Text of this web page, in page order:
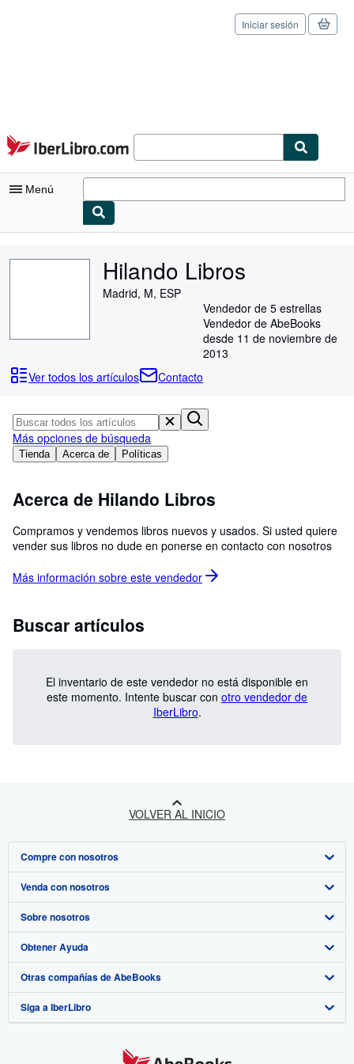
Pasar al contenido principal
IberLibro.com
Iniciar sesión
Menú
Consultar mis pedidos
Libros antiguos
Arte y coleccionismo
Vendedores
Comenzar a vender
Ayuda
Hilando Libros
Madrid, M, ESP
Vendedor de 5 estrellas
Vendedor de AbeBooks
desde 11 de noviembre de
2013
Ver todos los artículos
Contacto
Tienda Acerca de Políticas
Más opciones de búsqueda
Acerca de Hilando Libros
Compramos y vendemos libros nuevos y usados. Si usted quiere
vender sus libros no dude en ponerse en contacto con nosotros
Más información sobre este vendedor
Buscar artículos
El inventario de este vendedor no está disponible en
este momento. Intente buscar con otro vendedor de
IberLibro.
VOLVER AL INICIO
Compre con nosotros
Búsqueda avanzada
Colecciones
Mi cuenta
Mis pedidos
Ver carrito
Venda con nosotros
Comenzar a vender
Únase a nuestro programa de afiliados
Recomiende un vendedor
Sobre nosotros
Sobre IberLibro
Medios
Empleo
Obtener Ayuda
Preguntas frecuentes y guías
Atención al Cliente
Otras compañías de AbeBooks
AbeBooks.com
Siga a IberLibro